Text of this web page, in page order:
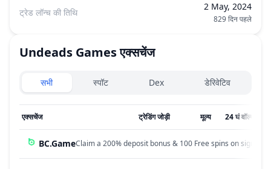
ट्रेड लॉन्च की तिथि
2 May, 2024
829 दिन पहले
Undeads Gamesएक्सचेंज
Exchanges type
सभी स्पॉट Dex डेरिवेटिव
एक्सचेंज ट्रेडिंग जोड़ी मूल्य 24 घं वॉल्यूम
BC.GameClaim a 200% deposit bonus & 100 Free spins on sign up!